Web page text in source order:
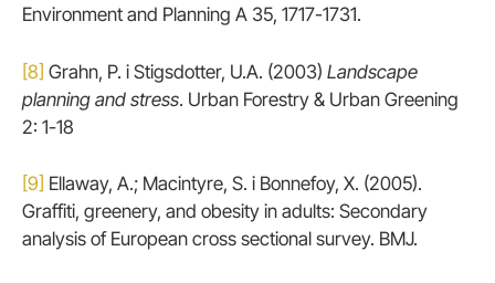
Environment and Planning A 35, 1717-1731.
[8] Grahn, P. i Stigsdotter, U.A. (2003) Landscape
planning and stress. Urban Forestry & Urban Greening
2: 1-18
[9] Ellaway, A.; Macintyre, S. i Bonnefoy, X. (2005).
Graffiti, greenery, and obesity in adults: Secondary
analysis of European cross sectional survey. BMJ.